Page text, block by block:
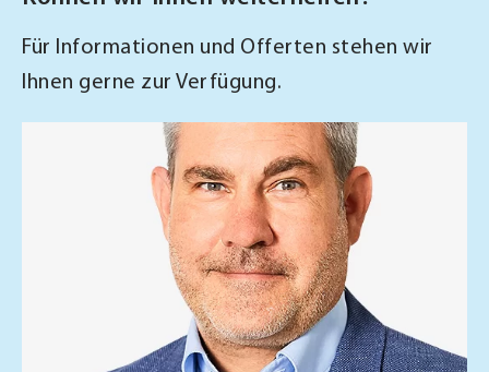
Für Informationen und Offerten stehen wir
Ihnen gerne zur Verfügung.